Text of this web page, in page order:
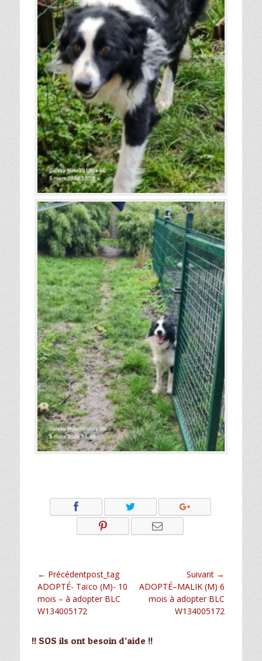
Navigation
de
l’article
← Précédentpost_tag
Article
précédent :
ADOPTÉ- Taïco (M)- 10
mois – à adopter BLC
W134005172
Suivant →
Article
suivant :
ADOPTÉ–MALIK (M) 6
mois à adopter BLC
W134005172
!! SOS ils ont besoin d’aide !!